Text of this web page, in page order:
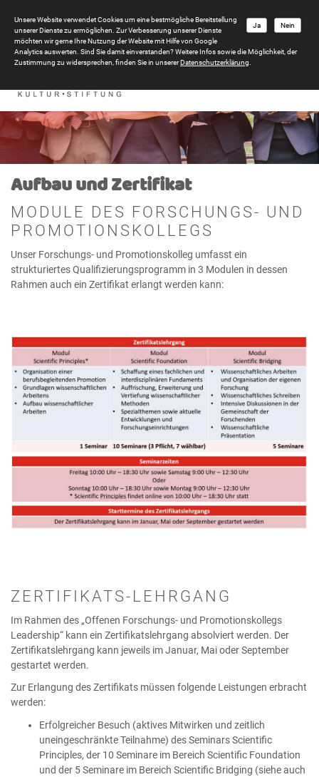
Aufbau und Zertifikat
MODULE DES FORSCHUNGS- UND
PROMOTIONSKOLLEGS
Unser Forschungs- und Promotionskolleg umfasst ein
strukturiertes Qualifizierungsprogramm in 3 Modulen in dessen
Rahmen auch ein Zertifikat erlangt werden kann:
ZERTIFIKATS-LEHRGANG
Im Rahmen des „Offenen Forschungs- und Promotionskollegs
Leadership“ kann ein Zertifikatslehrgang absolviert werden. Der
Zertifikatslehrgang kann jeweils im Januar, Mai oder September
gestartet werden.
Zur Erlangung des Zertifikats müssen folgende Leistungen erbracht
werden:
Erfolgreicher Besuch (aktives Mitwirken und zeitlich
uneingeschränkte Teilnahme) des Seminars Scientific
Principles, der 10 Seminare im Bereich Scientific Foundation
und der 5 Seminare im Bereich Scientific Bridging (siehe auch
Nein
Ja
Unsere Website verwendet Cookies um eine bestmögliche Bereitstellung
unserer Dienste zu ermöglichen. Zur Verbesserung unserer Dienste
möchten wir gerne Ihre Nutzung der Website mit Hilfe von Google
Analytics auswerten. Sind Sie damit einverstanden? Weitere Infos sowie die Möglichkeit, der
Zustimmung zu widersprechen, finden Sie in unsererDatenschutzerklärung